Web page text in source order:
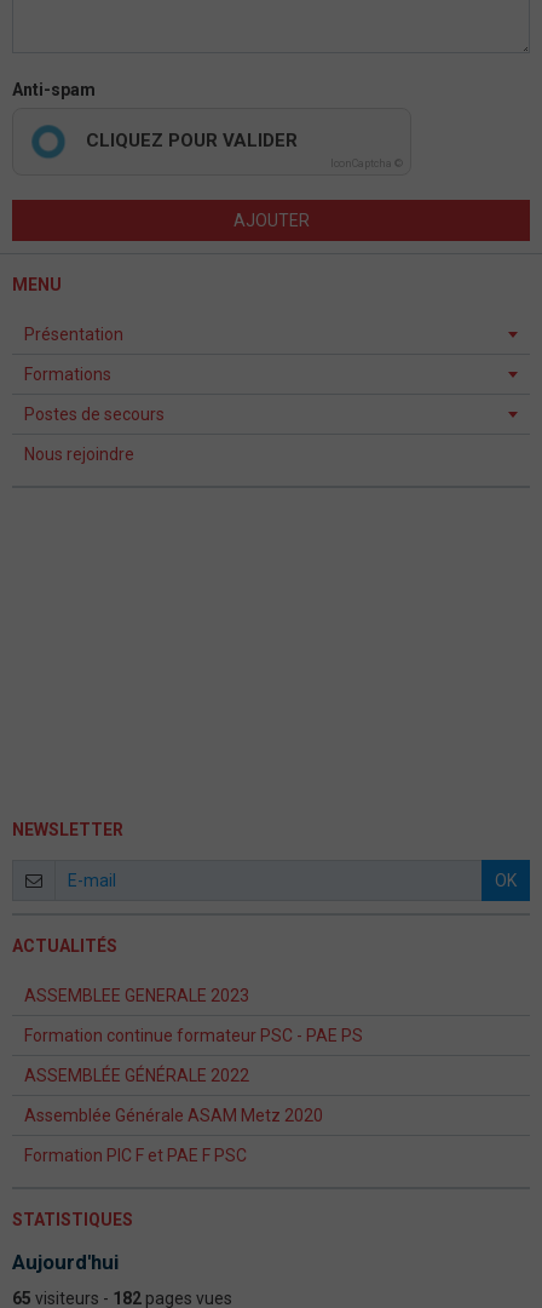
Anti-spam
CLIQUEZ POUR VALIDER
IconCaptcha ©
AJOUTER
MENU
Présentation
Formations
Postes de secours
Nous rejoindre
NEWSLETTER
OK
ACTUALITÉS
ASSEMBLEE GENERALE 2023
Formation continue formateur PSC - PAE PS
ASSEMBLÉE GÉNÉRALE 2022
Assemblée Générale ASAM Metz 2020
Formation PIC F et PAE F PSC
STATISTIQUES
Aujourd'hui
65 visiteurs - 182 pages vues